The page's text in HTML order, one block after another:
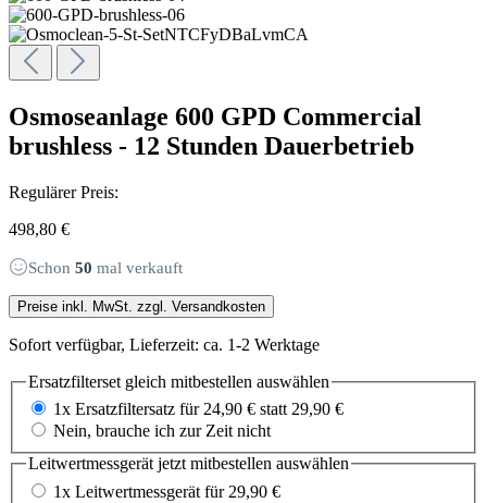
Osmoseanlage 600 GPD Commercial
brushless - 12 Stunden Dauerbetrieb
Regulärer Preis:
498,80 €
Schon 50 mal verkauft
Preise inkl. MwSt. zzgl. Versandkosten
Sofort verfügbar, Lieferzeit: ca. 1-2 Werktage
Ersatzfilterset gleich mitbestellen auswählen
1x Ersatzfiltersatz für 24,90 € statt 29,90 €
Nein, brauche ich zur Zeit nicht
Leitwertmessgerät jetzt mitbestellen auswählen
1x Leitwertmessgerät für 29,90 €